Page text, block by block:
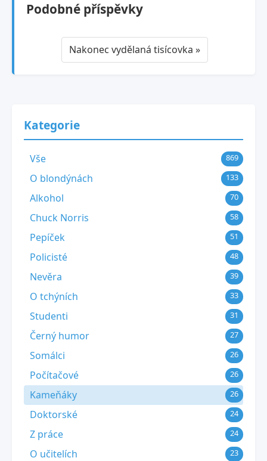
Podobné příspěvky
Nakonec vydělaná tisícovka »
Kategorie
Vše 869
O blondýnách 133
Alkohol 70
Chuck Norris 58
Pepíček 51
Policisté 48
Nevěra 39
O tchýních 33
Studenti 31
Černý humor 27
Somálci 26
Počítačové 26
Kameňáky 26
Doktorské 24
Z práce 24
O učitelích 23